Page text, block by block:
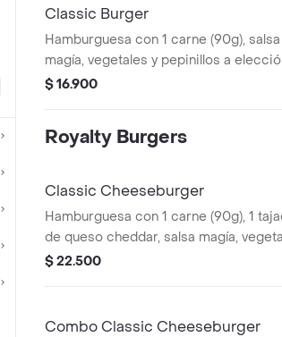
Classic Burger
Hamburguesa con 1 carne (90g), salsa
magía, vegetales y pepinillos a
$ 16.900
Royalty Burgers
Classic Cheeseburger
Hamburguesa con 1 carne (90g), 1
de queso cheddar, salsa magía,
y pepinillos a elección.
$ 22.500
Combo Classic Cheeseburger